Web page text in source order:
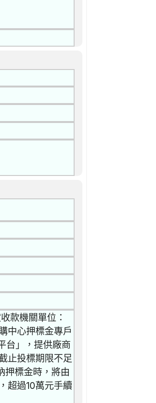
款機關單位：
中心押標金專戶
台」，提供廠商
止投標期限不足
押標金時，將由
超過10萬元手續